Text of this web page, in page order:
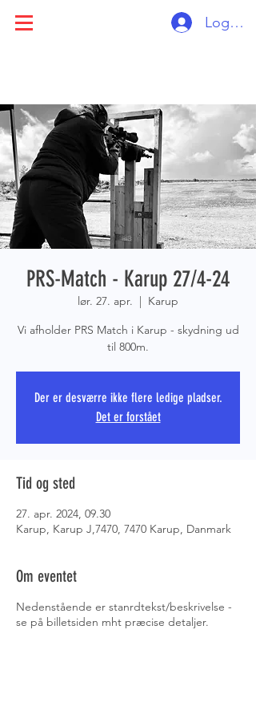
PRS
Log ind
PRS-Match - Karup 27/4-24
lør. 27. apr.
  |
Karup
Vi afholder PRS Match i Karup - skydning ud
til 800m.
Der er desværre ikke flere ledige pladser.
Det er forstået
Tid og sted
27. apr. 2024, 09.30
Karup, Karup J,7470, 7470 Karup, Danmark
Om eventet
Nedenstående er stanrdtekst/beskrivelse -
se på billetsiden mht præcise detaljer.